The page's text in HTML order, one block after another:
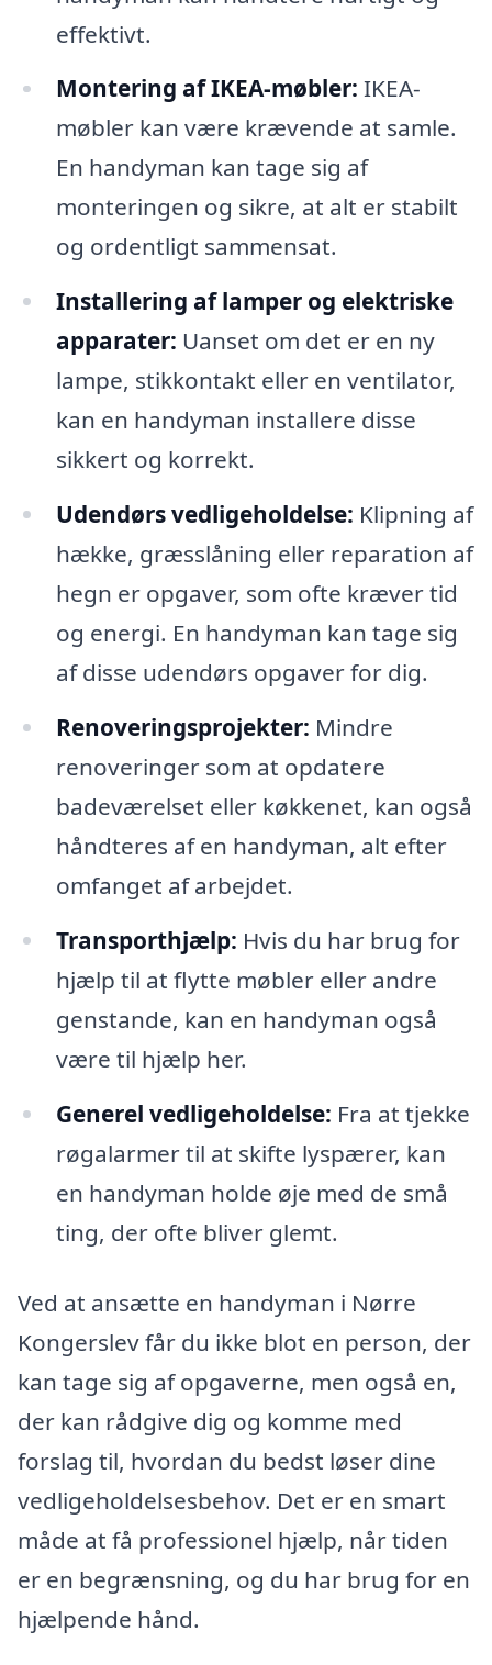
effektivt.
Montering af IKEA-møbler: IKEA-
møbler kan være krævende at samle.
En handyman kan tage sig af
monteringen og sikre, at alt er stabilt
og ordentligt sammensat.
Installering af lamper og elektriske
apparater: Uanset om det er en ny
lampe, stikkontakt eller en ventilator,
kan en handyman installere disse
sikkert og korrekt.
Udendørs vedligeholdelse: Klipning af
hække, græsslåning eller reparation af
hegn er opgaver, som ofte kræver tid
og energi. En handyman kan tage sig
af disse udendørs opgaver for dig.
Renoveringsprojekter: Mindre
renoveringer som at opdatere
badeværelset eller køkkenet, kan også
håndteres af en handyman, alt efter
omfanget af arbejdet.
Transporthjælp: Hvis du har brug for
hjælp til at flytte møbler eller andre
genstande, kan en handyman også
være til hjælp her.
Generel vedligeholdelse: Fra at tjekke
røgalarmer til at skifte lyspærer, kan
en handyman holde øje med de små
ting, der ofte bliver glemt.
Ved at ansætte en handyman i Nørre
Kongerslev får du ikke blot en person, der
kan tage sig af opgaverne, men også en,
der kan rådgive dig og komme med
forslag til, hvordan du bedst løser dine
vedligeholdelsesbehov. Det er en smart
måde at få professionel hjælp, når tiden
er en begrænsning, og du har brug for en
hjælpende hånd.